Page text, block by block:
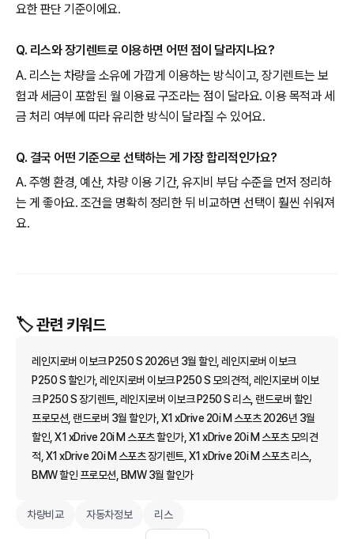
요한 판단 기준이에요.
Q. 리스와 장기렌트로 이용하면 어떤 점이 달라지나요?
A. 리스는 차량을 소유에 가깝게 이용하는 방식이고, 장기렌트는 보
험과 세금이 포함된 월 이용료 구조라는 점이 달라요. 이용 목적과 세
금 처리 여부에 따라 유리한 방식이 달라질 수 있어요.
Q. 결국 어떤 기준으로 선택하는 게 가장 합리적인가요?
A. 주행 환경, 예산, 차량 이용 기간, 유지비 부담 수준을 먼저 정리하
는 게 좋아요. 조건을 명확히 정리한 뒤 비교하면 선택이 훨씬 쉬워져
요.
🏷️ 관련 키워드
레인지로버 이보크 P250 S 2026년 3월 할인, 레인지로버 이보크
P250 S 할인가, 레인지로버 이보크 P250 S 모의견적, 레인지로버 이보
크 P250 S 장기렌트, 레인지로버 이보크 P250 S 리스, 랜드로버 할인
프로모션, 랜드로버 3월 할인가, X1 xDrive 20i M 스포츠 2026년 3월
할인, X1 xDrive 20i M 스포츠 할인가, X1 xDrive 20i M 스포츠 모의견
적, X1 xDrive 20i M 스포츠 장기렌트, X1 xDrive 20i M 스포츠 리스,
BMW 할인 프로모션, BMW 3월 할인가
차량비교 자동차정보 리스